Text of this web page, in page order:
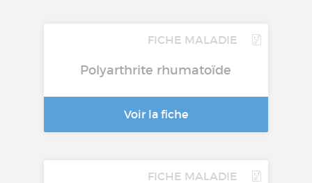
FICHE MALADIE
Polyarthrite rhumatoïde
Voir la fiche
FICHE MALADIE